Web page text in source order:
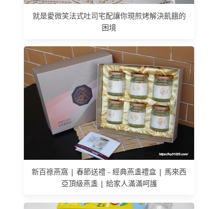
就是愛微笑法式吐司宅配讓你現煎烤解決飢餓的
困境
新百祿燕窩 | 春節送禮 - 經典燕盞禮盒 | 馬來西
亞頂級燕盞 | 給家人滿滿呵護